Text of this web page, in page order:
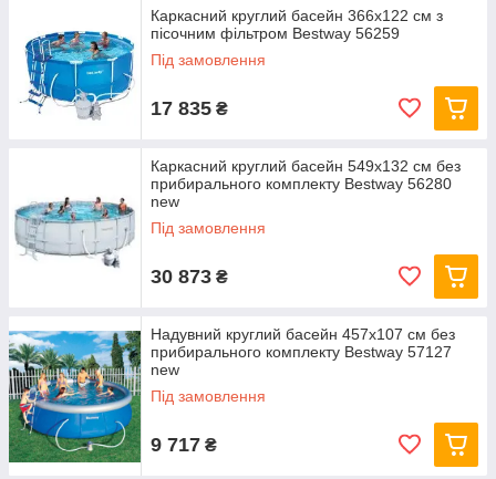
Каркасний круглий басейн 366x122 см з
пісочним фільтром Bestway 56259
Під замовлення
17 835 ₴
Каркасний круглий басейн 549x132 см без
прибирального комплекту Bestway 56280
new
Під замовлення
30 873 ₴
Надувний круглий басейн 457х107 см без
прибирального комплекту Bestway 57127
new
Під замовлення
9 717 ₴